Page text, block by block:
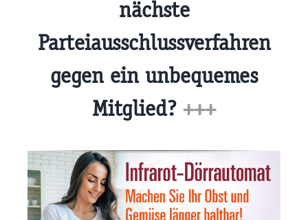
nächste
Parteiausschlussverfahren
gegen ein unbequemes
Mitglied? +++